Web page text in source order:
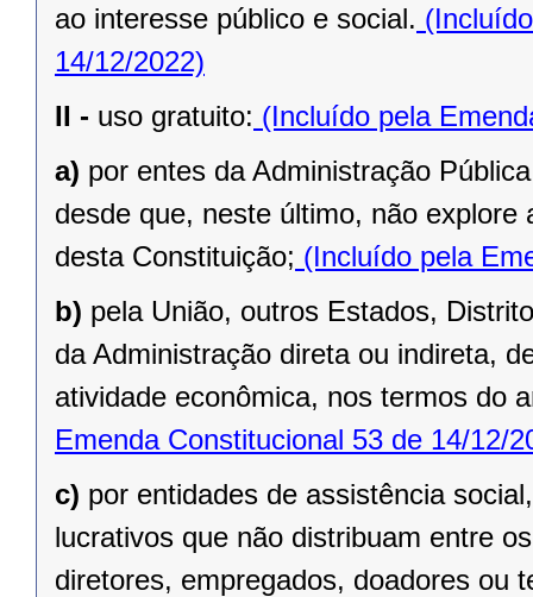
ao interesse público e social.
14/12/2022)
II - uso gratuito: (Incluído pela
a) por entes da Administração
desde que, neste último, não
desta Constituição; (Incluído pela
b) pela União, outros Estados,
da Administração direta ou indireta,
atividade econômica, nos termos do
Emenda Constitucional 53 de 14/12/
c) por entidades de assistência
lucrativos que não distribuam entre
diretores, empregados, doadores ou